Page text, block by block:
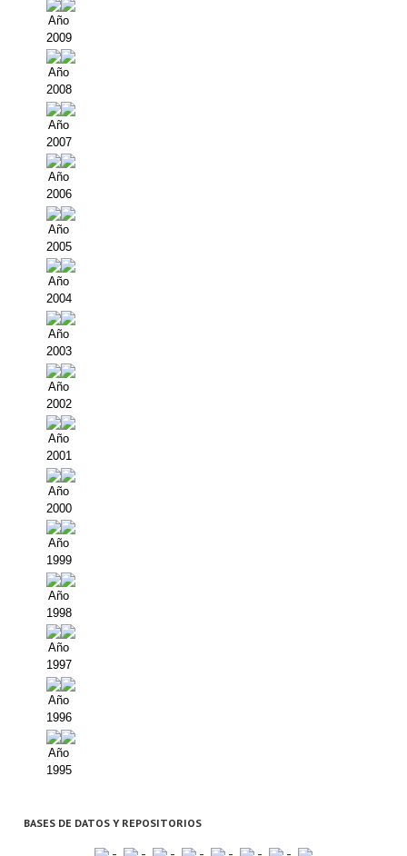
Año
2009
Año
2008
Año
2007
Año
2006
Año
2005
Año
2004
Año
2003
Año
2002
Año
2001
Año
2000
Año
1999
Año
1998
Año
1997
Año
1996
Año
1995
BASES DE DATOS Y REPOSITORIOS